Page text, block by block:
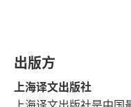
出版方
上海译文出版社